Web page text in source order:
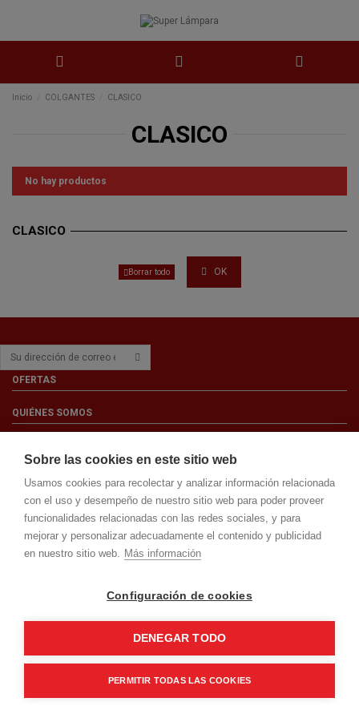
Inicio COLGANTES CLASICO
CLASICO
No hay productos
CLASICO
Borrar todo OK
OFERTAS
QUIÉNES SOMOS
MI CUENTA
DATOS DE CONTACTO
Maresoft
Sobre las cookies en este sitio web
Usamos cookies para recolectar y analizar información relacionada
con el uso y desempeño de nuestro sitio web para poder proveer
funcionalidades relacionadas con las redes sociales, y para
mejorar y personalizar adecuadamente el contenido y publicidad
en nuestro sitio web. Más información
Configuración de cookies
DENEGAR TODO
PERMITIR TODAS LAS COOKIES